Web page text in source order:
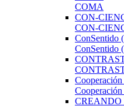
COMA
CON-
CON-
ConSentido
ConSentido
CREANDO